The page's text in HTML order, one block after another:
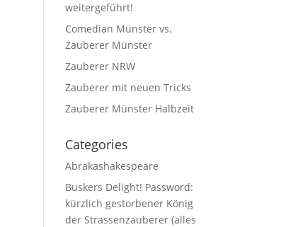
weitergeführt!
Comedian Münster vs.
Zauberer Münster
Zauberer NRW
Zauberer mit neuen Tricks
Zauberer Münster Halbzeit
Categories
Abrakashakespeare
Buskers Delight! Password:
kürzlich gestorbener König
der Strassenzauberer (alles